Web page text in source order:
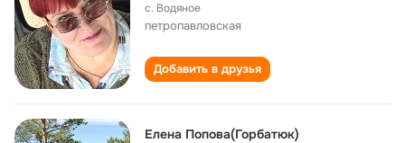
с. Водяное
петропавловская
Добавить в друзья
Елена Попова(Горбатюк)